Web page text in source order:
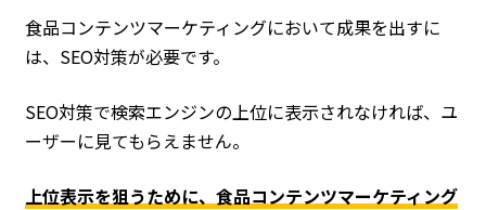
食品コンテンツマーケティングにおいて成果を出すに
は、SEO対策が必要です。
SEO対策で検索エンジンの上位に表示されなければ、ユ
ーザーに見てもらえません。
上位表示を狙うために、食品コンテンツマーケティング